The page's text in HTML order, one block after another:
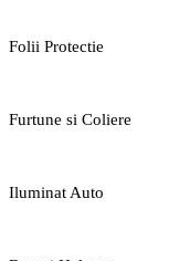
Folii Protectie
Furtune si Coliere
Iluminat Auto